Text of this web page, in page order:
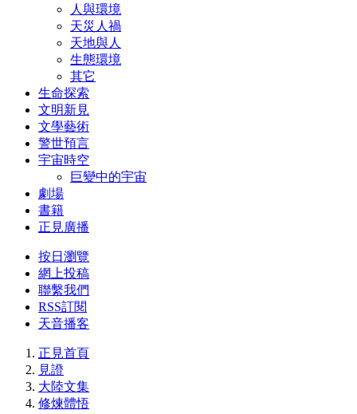
人與環境
天災人禍
天地與人
生態環境
其它
生命探索
文明新見
文學藝術
警世預言
宇宙時空
巨變中的宇宙
劇場
書籍
正見廣播
按日瀏覽
網上投稿
聯繫我們
RSS訂閱
天音播客
正見首頁
見證
大陸文集
修煉體悟